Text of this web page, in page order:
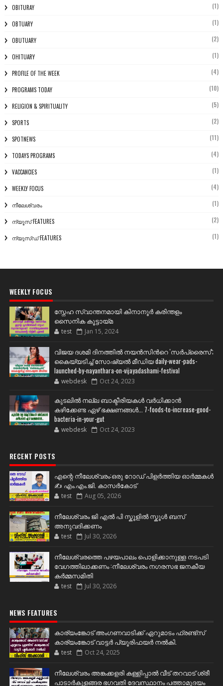
OBITURAY (1)
OBTUARY (1)
OBUTUARY (2)
OHITUARY (1)
PROFILE OF THE WEEK (4)
PROGRAMS TODAY (10)
RELIGION & SPIRITUALITY (5)
SPORTS (2)
SPOTNEWS (11)
TODAYS PROGRAMS (4)
VACCANCIES (1)
WEEKLY FOCUS (4)
നീലേശ്വരം (1)
ന്യൂസ് FEATURES (2)
ന്യൂസ്ഡ് FEATURES (1)
WEEKLY FOCUS
സ്നേഹ സ്വാന്തനമായി കിനാനൂർ കരിന്തളം
സൈനിക കൂട്ടായ്മ
test Jan 15, 2024
വിജയ ദശമി ദിനത്തില്‍ നയന്‍സിന്‍റെ 'സര്‍പ്രൈസ്';
കൈയ്യടിച്ച് സോഷ്യല്‍ മീഡിയ daily-wear-pads-
launched-by-nayanthara-on-vijayadashami-festival
webdesk Oct 24, 2023
കുടലിൽ നല്ല ബാക്ടീരിയകൾ വര്‍ധിക്കാന്‍
കഴിക്കേണ്ട ഏഴ് ഭക്ഷണങ്ങള്‍... 7-foods-to-increase-good-
bacteria-in-your-gut
webdesk Oct 24, 2023
RECENT POSTS
എന്റെ നീലേശ്വരം:ഒരു റോഡ് പിളർത്തിയ ഓർമ്മകൾ
✍️ എം.എം.ജി. കാസർകോട്
test Aug 05, 2026
നീലേശ്വരം ജി എൽ പി സ്കൂളിൽ സ്കൂൾ ബസ്
അനുവദിക്കണം
test Jul 30, 2026
നീലേശ്വരത്തെ പഴയപാലം പൊളിക്കാനുള്ള നടപടി
വേഗത്തിലാക്കണം :നീലേശ്വരം നഗരസഭ ജനകീയ
കർമ്മസമിതി
test Jul 30, 2026
NEWS FEATURES
കാര്യംങ്കോട് അംഗണവാടിക്ക് ഏറുമാടം ഫ്രണ്ട്സ്
കാര്യംങ്കോട് വാട്ടർ പ്യൂരിഫയർ നൽകി.
test Oct 24, 2025
നീലേശ്വരം അങ്കക്കളരി കള്ളിപ്പാൽ വീട് തറവാട് ശ്രീ
പാടാർകുളങ്ങര ഭഗവതി ദേവസ്ഥാനം പത്താമുദയം